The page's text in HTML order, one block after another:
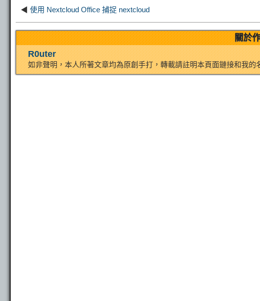
k m k n s b n
◀ 使用 Nextcloud Office 捕捉 nextcloud
關於
R0uter
如非聲明，本人所著文章均為原創手打，轉載請註明本頁面鏈接和我的